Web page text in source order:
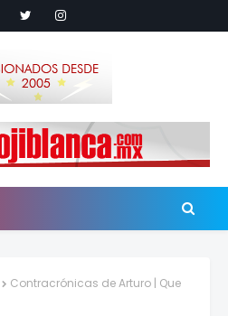
Contracrónicas de Arturo | Que